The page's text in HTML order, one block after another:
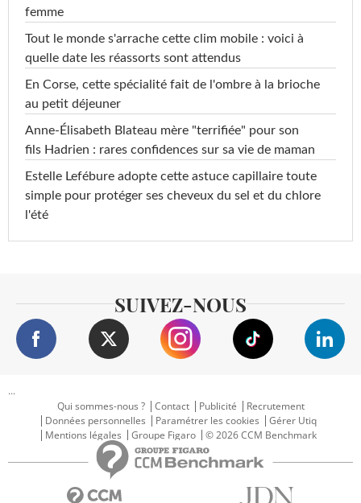
femme
Tout le monde s'arrache cette clim mobile : voici à
quelle date les réassorts sont attendus
En Corse, cette spécialité fait de l'ombre à la brioche
au petit déjeuner
Anne-Élisabeth Blateau mère "terrifiée" pour son
fils Hadrien : rares confidences sur sa vie de maman
Estelle Lefébure adopte cette astuce capillaire toute
simple pour protéger ses cheveux du sel et du chlore
l'été
SUIVEZ-NOUS
...
Qui sommes-nous ?
Contact Publicité
Recrutement
Données personnelles
Paramétrer les cookies
Gérer Utiq
Mentions légales
Groupe Figaro © 2026 CCM Benchmark